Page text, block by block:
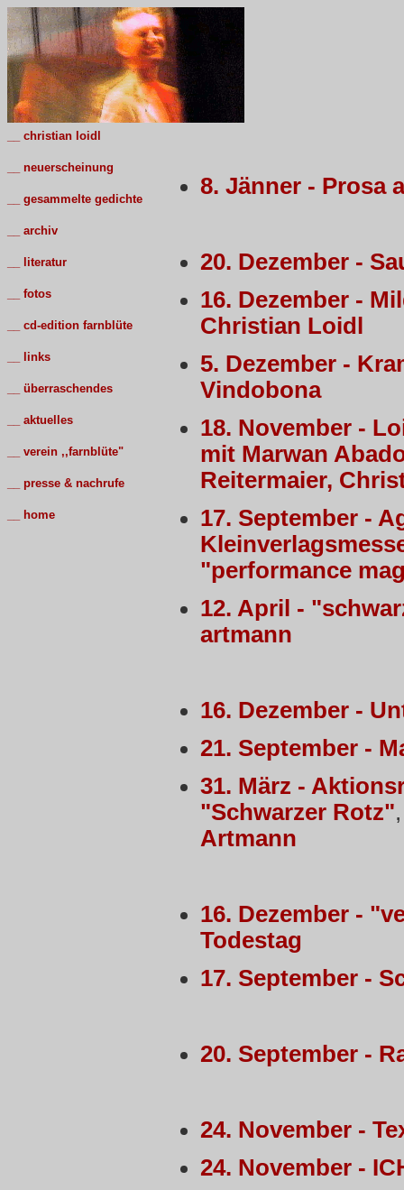
christian loidl
neuerscheinung
gesammelte gedichte
archiv
literatur
fotos
cd-edition farnblüte
links
überraschendes
aktuelles
verein ,,farnblüte"
presse & nachrufe
home
8. Jänner - Prosa
20. Dezember -
16. Dezember -
Christian Loidl
5. Dezember -
Vindobona
18. November -
mit Marwan
Reitermaier,
17. September -
"performance
12. April -
artmann
16. Dezember -
21. September -
31. März -
"Schwarzer Rotz"
Artmann
16. Dezember -
Todestag
17. September -
20. September -
24. November -
24. November -